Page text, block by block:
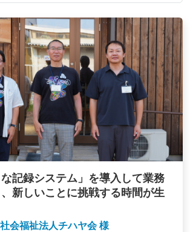
な記録システム」を導入して業務
新しいことに挑戦する時間が生
社会福祉法人チハヤ会 様